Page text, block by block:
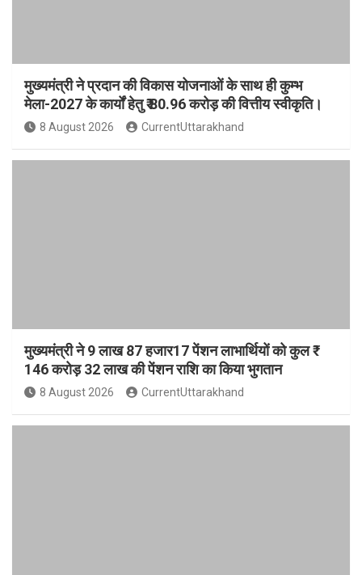
मुख्यमंत्री ने प्रदान की विकास योजनाओं के साथ ही कुम्भ
मेला-2027 के कार्यों हेतु ₹ 80.96 करोड़ की वित्तीय स्वीकृति।
8 August 2026 CurrentUttarakhand
मुख्यमंत्री ने 9 लाख 87 हजार17 पेंशन लाभार्थियों को कुल ₹
146 करोड़ 32 लाख की पेंशन राशि का किया भुगतान
8 August 2026 CurrentUttarakhand